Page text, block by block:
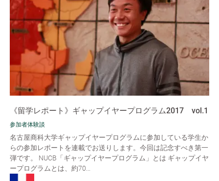
《留学レポート》ギャップイヤープログラム2017 vol.1
参加者体験談
名古屋商科大学ギャップイヤープログラムに参加している学生か
らの参加レポートを連載でお送りします。今回は記念すべき第一
弾です。 NUCB「ギャップイヤープログラム」とは ギャップイヤ
ープログラムとは、約70...